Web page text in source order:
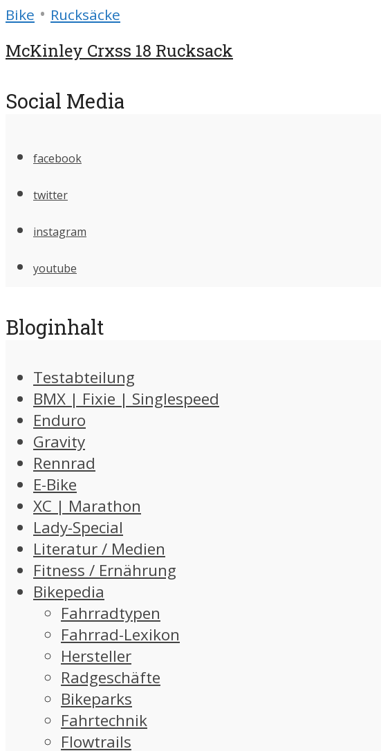
Bike • Rucksäcke
McKinley Crxss 18 Rucksack
Social Media
facebook
twitter
instagram
youtube
Bloginhalt
Testabteilung
BMX | Fixie | Singlespeed
Enduro
Gravity
Rennrad
E-Bike
XC | Marathon
Lady-Special
Literatur / Medien
Fitness / Ernährung
Bikepedia
Fahrradtypen
Fahrrad-Lexikon
Hersteller
Radgeschäfte
Bikeparks
Fahrtechnik
Flowtrails